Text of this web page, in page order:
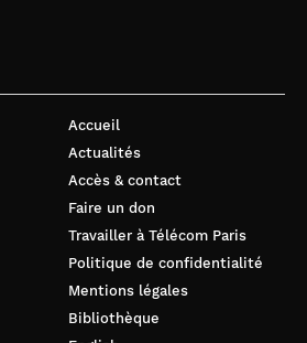
Accueil
Actualités
Accès & contact
Faire un don
Travailler à Télécom Paris
Politique de confidentialité
Mentions légales
Bibliothèque